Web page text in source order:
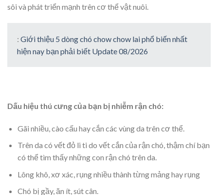
sôi và phát triển mạnh trên cơ thể vật nuôi.
: Giới thiệu 5 dòng chó chow chow lai phổ biến nhất
hiện nay bạn phải biết Update 08/2026
Dấu hiệu thú cưng của bạn bị nhiễm rận chó:
Gãi nhiều, cào cấu hay cắn các vùng da trên cơ thể.
Trên da có vết đỏ li ti do vết cắn của rận chó, thậm chí bạn
có thể tìm thấy những con rận chó trên da.
Lông khô, xơ xác, rụng nhiều thành từng mảng hay rụng
Chó bị gầy, ăn ít, sút cân.